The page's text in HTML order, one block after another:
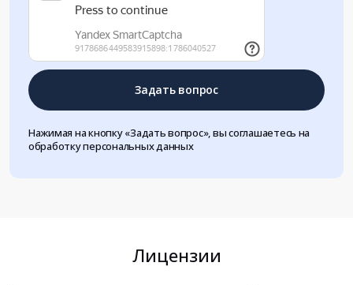
Задать вопрос
Нажимая на кнопку «Задать вопрос», вы соглашаетесь на
обработку персональных данных
Лицензии